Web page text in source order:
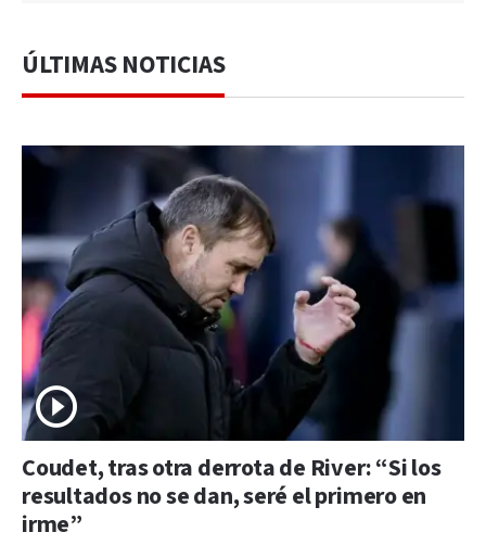
ÚLTIMAS NOTICIAS
Coudet, tras otra derrota de River: “Si los
resultados no se dan, seré el primero en
irme”